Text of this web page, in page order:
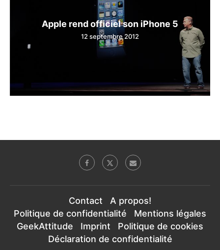
Apple rend officiel son iPhone 5
12 septembre 2012
Contact
A propos!
Politique de confidentialité
Mentions légales
GeekAttitude
Imprint
Politique de cookies
Déclaration de confidentialité